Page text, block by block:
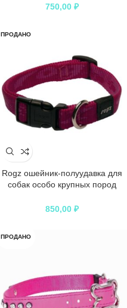
цепью, обхват шеи 500-700 мм,
750,00 ₽
ПРОДАНО
Rogz ошейник-полуудавка для
собак особо крупных пород
обхват шеи 500-680 мм, черный
850,00 ₽
ПРОДАНО